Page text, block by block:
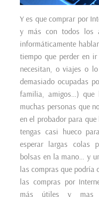
Y es que comprar por
y más con todos los
informáticamente
tiempo que perder en
necesitan, o viajes o
demasiado ocupadas
familia, amigos…) que
muchas personas que
en el probador para
tengas casi hueco
esperar largas colas
bolsas en la mano… y
las compras que podría
las compras por
más útiles y mas